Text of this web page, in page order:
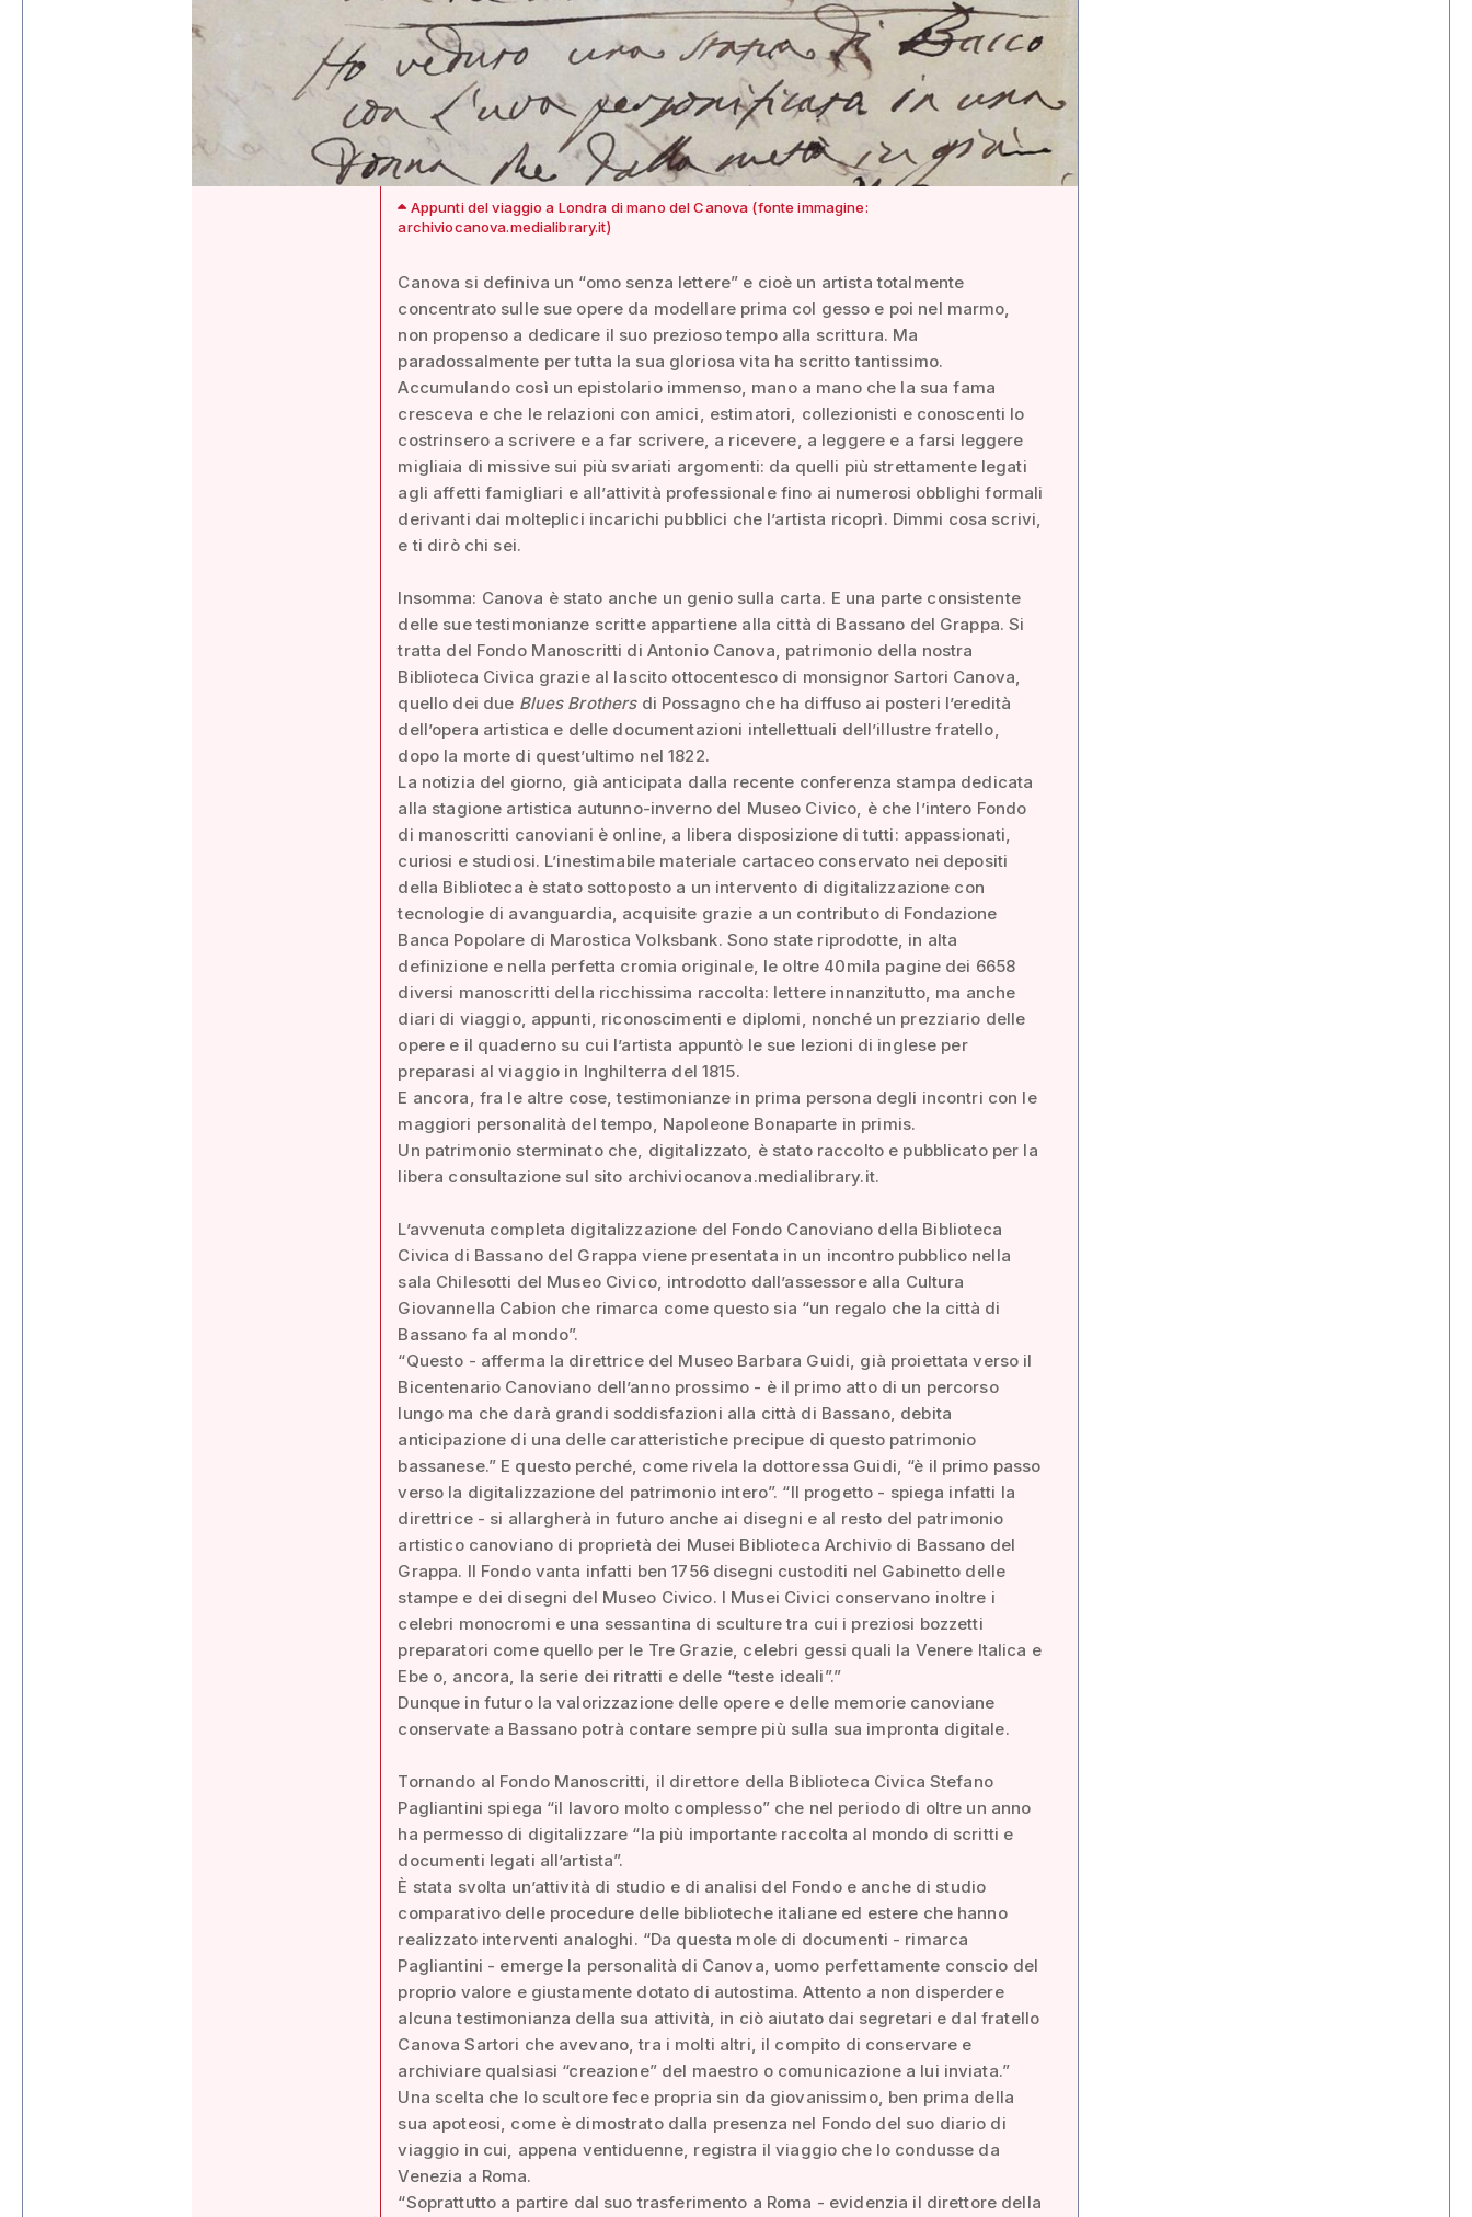
Appunti del viaggio a Londra di mano del Canova (fonte immagine:
archiviocanova.medialibrary.it)
Canova si definiva un “omo senza lettere” e cioè un artista totalmente
concentrato sulle sue opere da modellare prima col gesso e poi nel marmo,
non propenso a dedicare il suo prezioso tempo alla scrittura. Ma
paradossalmente per tutta la sua gloriosa vita ha scritto tantissimo.
Accumulando così un epistolario immenso, mano a mano che la sua fama
cresceva e che le relazioni con amici, estimatori, collezionisti e conoscenti lo
costrinsero a scrivere e a far scrivere, a ricevere, a leggere e a farsi leggere
migliaia di missive sui più svariati argomenti: da quelli più strettamente legati
agli affetti famigliari e all’attività professionale fino ai numerosi obblighi formali
derivanti dai molteplici incarichi pubblici che l’artista ricoprì. Dimmi cosa scrivi,
e ti dirò chi sei.
Insomma: Canova è stato anche un genio sulla carta. E una parte consistente
delle sue testimonianze scritte appartiene alla città di Bassano del Grappa. Si
tratta del Fondo Manoscritti di Antonio Canova, patrimonio della nostra
Biblioteca Civica grazie al lascito ottocentesco di monsignor Sartori Canova,
quello dei due Blues Brothersdi Possagno che ha diffuso ai posteri l’eredità
dell’opera artistica e delle documentazioni intellettuali dell’illustre fratello,
dopo la morte di quest’ultimo nel 1822.
La notizia del giorno, già anticipata dalla recente conferenza stampa dedicata
alla stagione artistica autunno-inverno del Museo Civico, è che l’intero Fondo
di manoscritti canoviani è online, a libera disposizione di tutti: appassionati,
curiosi e studiosi. L’inestimabile materiale cartaceo conservato nei depositi
della Biblioteca è stato sottoposto a un intervento di digitalizzazione con
tecnologie di avanguardia, acquisite grazie a un contributo di Fondazione
Banca Popolare di Marostica Volksbank. Sono state riprodotte, in alta
definizione e nella perfetta cromia originale, le oltre 40mila pagine dei 6658
diversi manoscritti della ricchissima raccolta: lettere innanzitutto, ma anche
diari di viaggio, appunti, riconoscimenti e diplomi, nonché un prezziario delle
opere e il quaderno su cui l’artista appuntò le sue lezioni di inglese per
preparasi al viaggio in Inghilterra del 1815.
E ancora, fra le altre cose, testimonianze in prima persona degli incontri con le
maggiori personalità del tempo, Napoleone Bonaparte in primis.
Un patrimonio sterminato che, digitalizzato, è stato raccolto e pubblicato per la
libera consultazione sul sito archiviocanova.medialibrary.it.
L’avvenuta completa digitalizzazione del Fondo Canoviano della Biblioteca
Civica di Bassano del Grappa viene presentata in un incontro pubblico nella
sala Chilesotti del Museo Civico, introdotto dall’assessore alla Cultura
Giovannella Cabion che rimarca come questo sia “un regalo che la città di
Bassano fa al mondo”.
“Questo - afferma la direttrice del Museo Barbara Guidi, già proiettata verso il
Bicentenario Canoviano dell’anno prossimo - è il primo atto di un percorso
lungo ma che darà grandi soddisfazioni alla città di Bassano, debita
anticipazione di una delle caratteristiche precipue di questo patrimonio
bassanese.” E questo perché, come rivela la dottoressa Guidi, “è il primo passo
verso la digitalizzazione del patrimonio intero”. “Il progetto - spiega infatti la
direttrice - si allargherà in futuro anche ai disegni e al resto del patrimonio
artistico canoviano di proprietà dei Musei Biblioteca Archivio di Bassano del
Grappa. Il Fondo vanta infatti ben 1756 disegni custoditi nel Gabinetto delle
stampe e dei disegni del Museo Civico. I Musei Civici conservano inoltre i
celebri monocromi e una sessantina di sculture tra cui i preziosi bozzetti
preparatori come quello per le Tre Grazie, celebri gessi quali la Venere Italica e
Ebe o, ancora, la serie dei ritratti e delle “teste ideali”.”
Dunque in futuro la valorizzazione delle opere e delle memorie canoviane
conservate a Bassano potrà contare sempre più sulla sua impronta digitale.
Tornando al Fondo Manoscritti, il direttore della Biblioteca Civica Stefano
Pagliantini spiega “il lavoro molto complesso” che nel periodo di oltre un anno
ha permesso di digitalizzare “la più importante raccolta al mondo di scritti e
documenti legati all’artista”.
È stata svolta un’attività di studio e di analisi del Fondo e anche di studio
comparativo delle procedure delle biblioteche italiane ed estere che hanno
realizzato interventi analoghi. “Da questa mole di documenti - rimarca
Pagliantini - emerge la personalità di Canova, uomo perfettamente conscio del
proprio valore e giustamente dotato di autostima. Attento a non disperdere
alcuna testimonianza della sua attività, in ciò aiutato dai segretari e dal fratello
Canova Sartori che avevano, tra i molti altri, il compito di conservare e
archiviare qualsiasi “creazione” del maestro o comunicazione a lui inviata.”
Una scelta che lo scultore fece propria sin da giovanissimo, ben prima della
sua apoteosi, come è dimostrato dalla presenza nel Fondo del suo diario di
viaggio in cui, appena ventiduenne, registra il viaggio che lo condusse da
Venezia a Roma.
“Soprattutto a partire dal suo trasferimento a Roma - evidenzia il direttore della